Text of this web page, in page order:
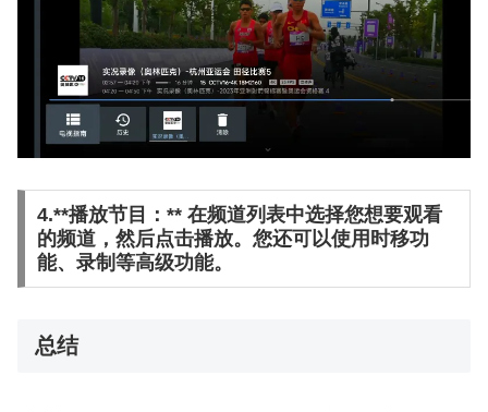
4.**播放节目：** 在频道列表中选择您想要观看
的频道，然后点击播放。您还可以使用时移功
能、录制等高级功能。
总结